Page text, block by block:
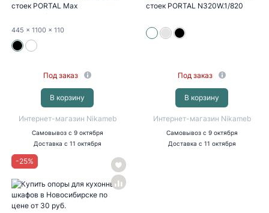
стоек PORTAL Max
N323BL.1/1100
445 x 1100 x 110
Под заказ
В корзину
Интернет-магазин Nikameb
Самовывоз с 9 октября
Доставка с 11 октября
стоек PORTAL N320W.1/820
Под заказ
В корзину
Интернет-магазин Nikameb
Самовывоз с 9 октября
Доставка с 11 октября
-25%